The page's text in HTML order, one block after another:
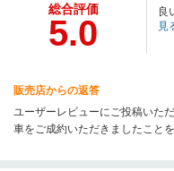
総合評価
5.0
良
見
販売店からの返答
ユーザーレビューにご投稿いた
車をご成約いただきましたこと
任せいただけます。 これからも